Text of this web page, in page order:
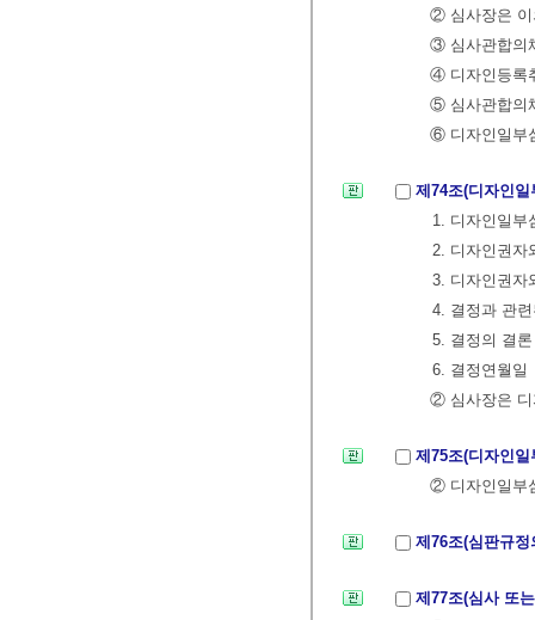
② 심사장은 이
③ 심사관합의
④ 디자인등록
⑤ 심사관합의
⑥ 디자인일부
제74조(디자인
1. 디자인일부
2. 디자인권자
3. 디자인권자
4. 결정과 관
5. 결정의 결
6. 결정연월일
② 심사장은 디
제75조(디자인
② 디자인일부
제76조(심판규
제77조(심사 또